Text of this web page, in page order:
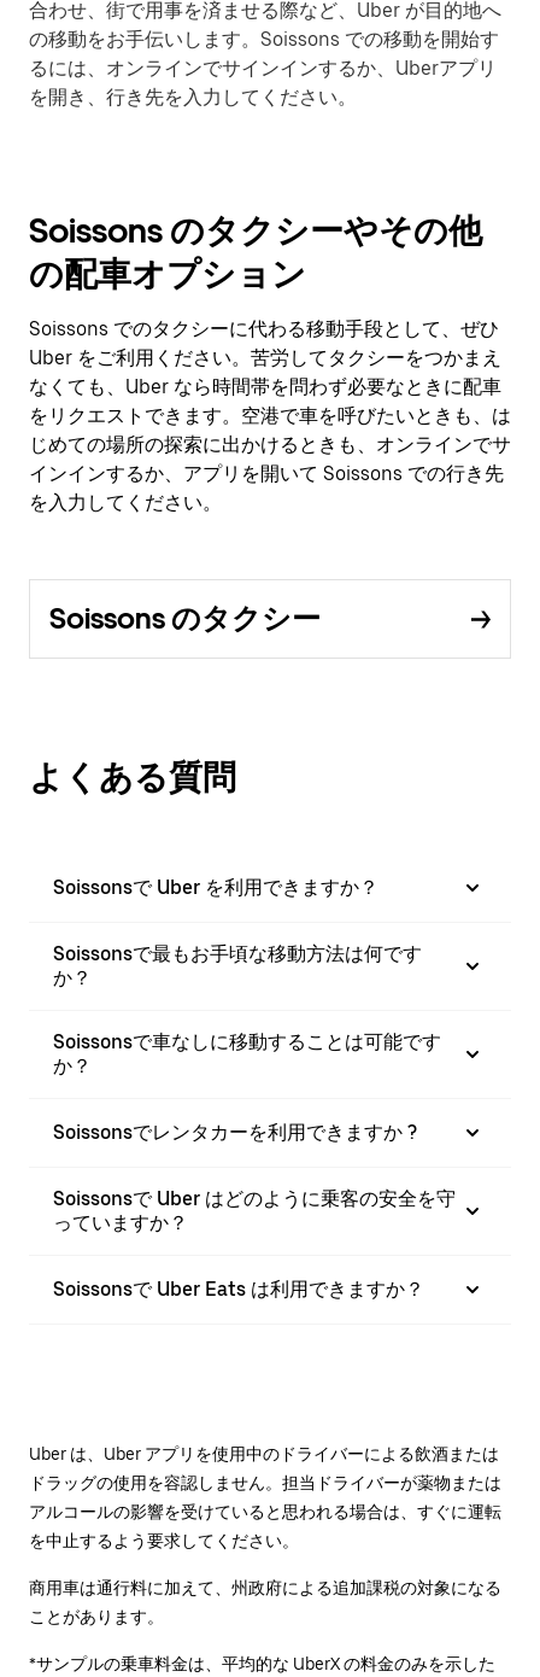
合わせ、街で用事を済ませる際など、Uber が目的地へ
の移動をお手伝いします。Soissons での移動を開始す
るには、オンラインでサインインするか、Uberアプリ
を開き、行き先を入力してください。
Soissons のタクシーやその他
の配車オプション
Soissons でのタクシーに代わる移動手段として、ぜひ
Uber をご利用ください。苦労してタクシーをつかまえ
なくても、Uber なら時間帯を問わず必要なときに配車
をリクエストできます。空港で車を呼びたいときも、は
じめての場所の探索に出かけるときも、オンラインでサ
インインするか、アプリを開いて Soissons での行き先
を入力してください。
Soissons のタクシー
よくある質問
Soissonsで Uber を利用できますか？
Soissonsで最もお手頃な移動方法は何です
か？
Soissonsで車なしに移動することは可能です
か？
Soissonsでレンタカーを利用できますか ?
Soissonsで Uber はどのように乗客の安全を守
っていますか？
Soissonsで Uber Eats は利用できますか？
Uber は、Uber アプリを使用中のドライバーによる飲酒または
ドラッグの使用を容認しません。担当ドライバーが薬物または
アルコールの影響を受けていると思われる場合は、すぐに運転
を中止するよう要求してください。
商用車は通行料に加えて、州政府による追加課税の対象になる
ことがあります。
*サンプルの乗車料金は、平均的な UberX の料金のみを示した